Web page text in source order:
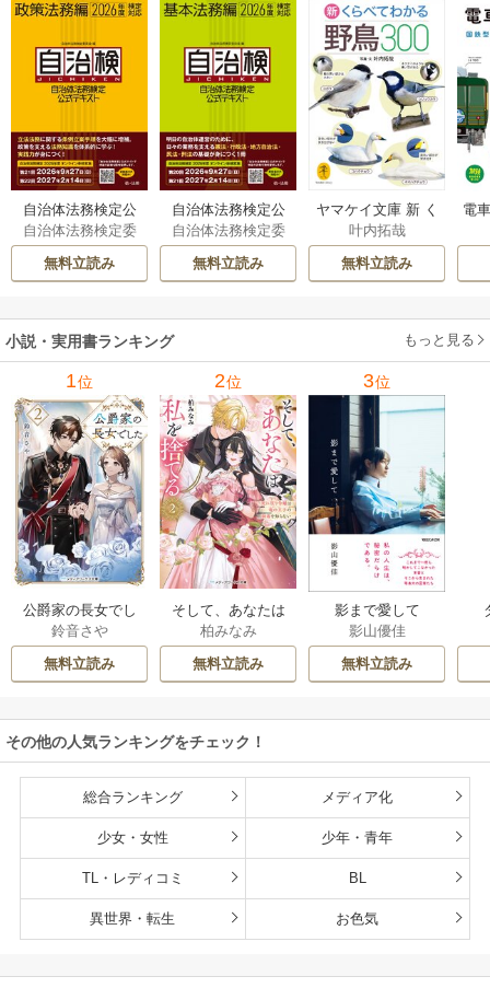
自治体法務検定公
式テキスト 政策
法務編 ２０２６
年度検定対応 1巻
自治体法務検定委
員会
無料立読み
自治体法務検定公
式テキスト 基本
法務編 ２０２６
年度検定対応 1巻
自治体法務検定委
員会
無料立読み
ヤマケイ文庫 新 く
らべてわかる野鳥3
00 1巻
叶内拓哉
無料立読み
電
小説・実用書ランキング もっと見る
1位
公爵家の長女でし
た
鈴音さや
無料立読み
2位
そして、あなたは
私を捨てる
柏みなみ
無料立読み
3位
影まで愛して
影山優佳
無料立読み
その他の人気ランキングをチェック！
総合ランキング メディア化
少女・女性 少年・青年
TL・レディコミ BL
異世界・転生 お色気